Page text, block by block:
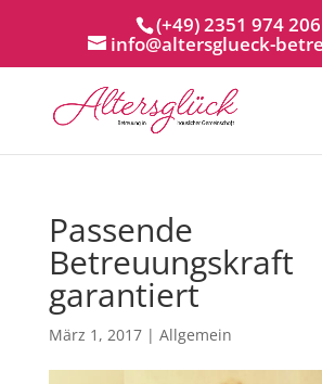
(+49) 2351 974
info@altersglueck-
Passende
Betreuungskraft
garantiert
März 1, 2017| Allgemein